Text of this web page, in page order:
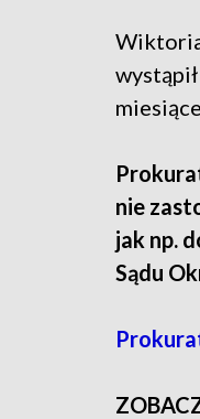
Wiktoria
miesiące.
nie
jak np.
Sądu